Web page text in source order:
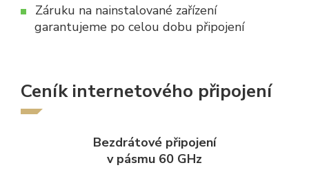
Záruku na nainstalované zařízení
garantujeme po celou dobu připojení
Ceník internetového připojení
Bezdrátové připojení
v pásmu 60 GHz